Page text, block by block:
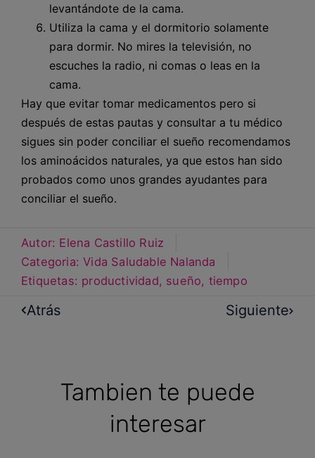
levantándote de la cama.
Utiliza la cama y el dormitorio solamente
para dormir. No mires la televisión, no
escuches la radio, ni comas o leas en la
cama.
Hay que evitar tomar medicamentos pero si
después de estas pautas y consultar a tu médico
sigues sin poder conciliar el sueño recomendamos
los aminoácidos naturales, ya que estos han sido
probados como unos grandes ayudantes para
conciliar el sueño.
Autor: Elena Castillo Ruiz
Categoria: Vida Saludable Nalanda
Etiquetas: productividad, sueño, tiempo
Atrás Siguiente
Tambien te puede
interesar